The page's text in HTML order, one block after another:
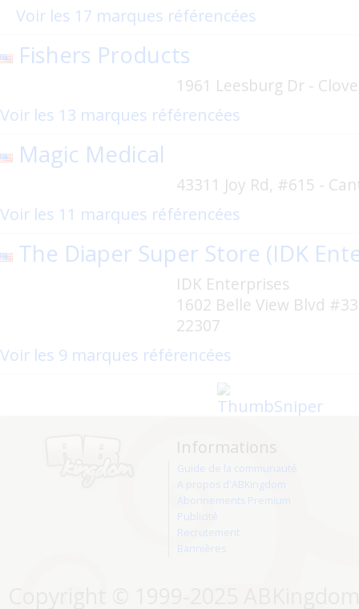
Voir les 17 marques référencées
Fishers Products
1961 Leesburg Dr -
Voir les 13 marques référencées
Magic Medical
43311 Joy Rd, #615 -
Voir les 11 marques référencées
The Diaper Super Store (IDK
IDK Enterprises
1602 Belle View Blvd
22307
Voir les 9 marques référencées
Informations
Guide de la communauté
A propos d'ABKingdom
Abonnements Premium
Publicité
Recrutement
Bannières